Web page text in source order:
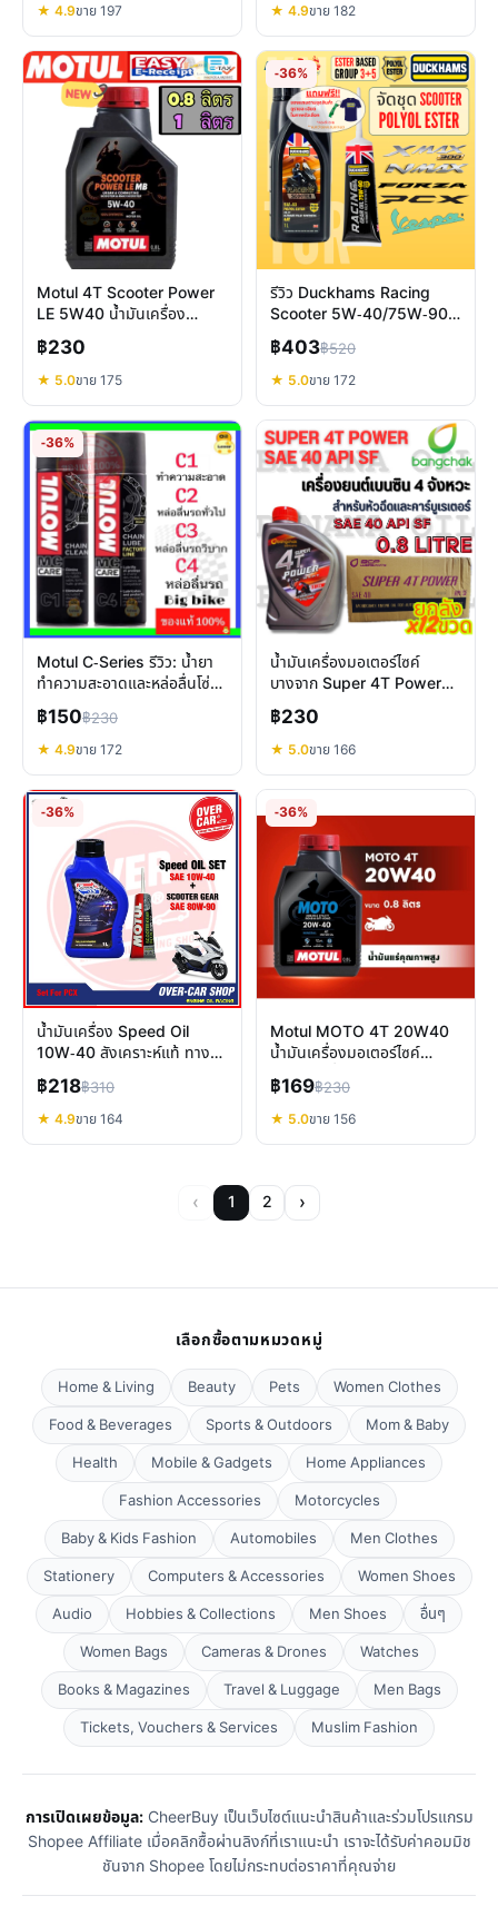
★ 4.9ขาย 197 ★ 4.9ขาย 182
Motul 4T Scooter Power
LE 5W40 น้ำมันเครื่อง
สังเคราะห์ 100% สกู๊ตเตอร์
แรงลื่น ทนทาน
฿230
★ 5.0ขาย 175
-36%
รีวิว Duckhams Racing
Scooter 5W-40/75W-90:
สุดยอดการปกป้องสกู๊ตเตอร์
฿403฿520
★ 5.0ขาย 172
-36%
Motul C-Series รีวิว: น้ำยา
ทำความสะอาดและหล่อลื่นโซ่
มอเตอร์ไซค์ ออฟโรด
฿150฿230
★ 4.9ขาย 172
น้ำมันเครื่องมอเตอร์ไซค์
บางจาก Super 4T Power
0.8L รีวิวฉบับเต็ม ปกป้อง
เครื่องยนต์
฿230
★ 5.0ขาย 166
-36%
น้ำมันเครื่อง Speed Oil
10W-40 สังเคราะห์แท้ ทาง
เลือกสกู๊ตเตอร์สมรรถนะสูง
฿218฿310
★ 4.9ขาย 164
-36%
Motul MOTO 4T 20W40
น้ำมันเครื่องมอเตอร์ไซค์
ปกป้องเครื่องยนต์ทุกวัน
฿169฿230
★ 5.0ขาย 156
‹ 1 2 ›
เลือกซื้อตามหมวดหมู่
Home & Living Beauty Pets
Women Clothes
Food & Beverages
Sports & Outdoors
Mom & Baby
Health
Mobile & Gadgets
Home Appliances
Fashion Accessories
Motorcycles
Baby & Kids Fashion
Automobiles
Men Clothes
Stationery
Computers & Accessories
Women Shoes
Audio
Hobbies & Collections Men Shoes
อื่นๆ
Women Bags
Cameras & Drones
Watches
Books & Magazines
Travel & Luggage
Men Bags
Tickets, Vouchers & Services
Muslim Fashion
การเปิดเผยข้อมูล:CheerBuy เป็นเว็บไซต์แนะนำสินค้าและร่วมโปรแกรม
Shopee Affiliate เมื่อคลิกซื้อผ่านลิงก์ที่เราแนะนำ เราจะได้รับค่าคอมมิช
ชันจาก Shopee โดยไม่กระทบต่อราคาที่คุณจ่าย